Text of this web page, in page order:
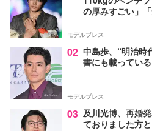
の厚みすごい」
モデルプレス
02 中島歩、“明治時
書にも載ってい
モデルプレス
03 及川光博、再婚
ておりました方と